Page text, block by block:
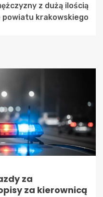
z dużą ilością
krakowskiego
za
za kierownicą